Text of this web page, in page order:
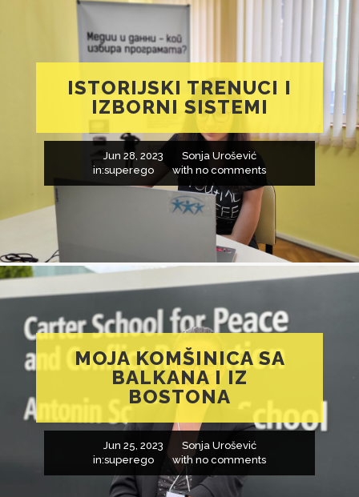
ISTORIJSKI TRENUCI I
IZBORNI SISTEMI
Jun 28, 2023
Sonja Urošević
in:superego with no comments
MOJA KOMŠINICA SA
BALKANA I IZ
BOSTONA
Jun 25, 2023
Sonja Urošević
in:superego with no comments